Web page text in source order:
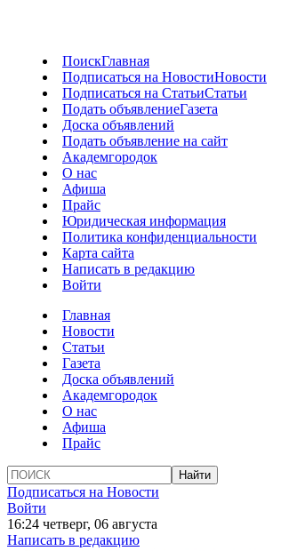
ПоискГлавная
Подписаться на НовостиНовости
Подписаться на СтатьиСтатьи
Подать объявлениеГазета
Доска объявлений
Подать объявление на сайт
Академгородок
О нас
Афиша
Прайс
Юридическая информация
Политика конфиденциальности
Карта сайта
Написать в редакцию
Войти
Главная
Новости
Статьи
Газета
Доска объявлений
Академгородок
О нас
Афиша
Прайс
Подписаться на Новости
Войти
16:24 четверг, 06 августа
Написать в редакцию